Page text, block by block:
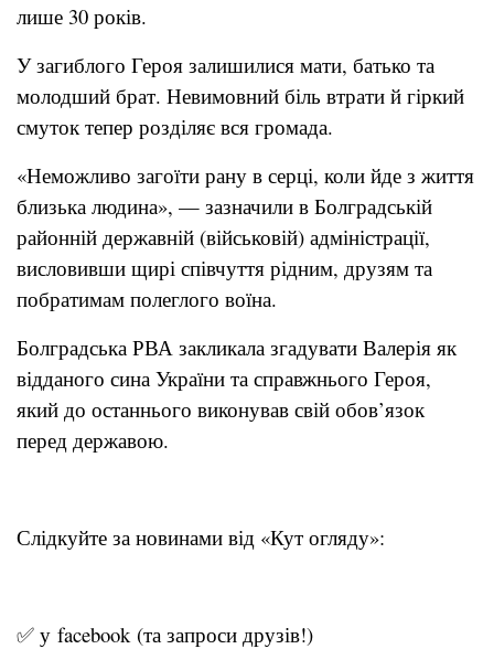
лише 30 років.
У загиблого Героя залишилися мати, батько та
молодший брат. Невимовний біль втрати й гіркий
смуток тепер розділяє вся громада.
«Неможливо загоїти рану в серці, коли йде з життя
близька людина», — зазначили в Болградській
районній державній (військовій) адміністрації,
висловивши щирі співчуття рідним, друзям та
побратимам полеглого воїна.
Болградська РВА закликала згадувати Валерія як
відданого сина України та справжнього Героя,
який до останнього виконував свій обов’язок
перед державою.
Слідкуйте за новинами від «Кут огляду»:
✅ у facebook (та запроси друзів!)